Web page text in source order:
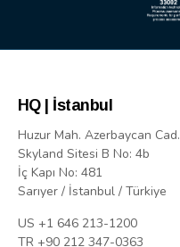
HQ | İstanbul
Huzur Mah. Azerbaycan Cad.
Skyland Sitesi B No: 4b
İç Kapı No: 481
Sarıyer / İstanbul / Türkiye
US +1 646 213-1200
TR +90 212 347-0363